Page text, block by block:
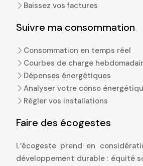
Baissez vos factures
Suivre ma consommation
Consommation en temps réel
Courbes de charge
Dépenses énergétiques
Analyser votre conso
Régler vos installations
Faire des écogestes
L’écogeste prend en
développement durable : équité